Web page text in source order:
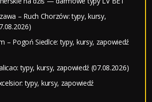
– Ruch Chorzów: typy, kursy,
– Pogoń Siedlce: typy, kursy, zapowiedź
typy, kursy, zapowiedź (07.08.2026)
typy, kursy, zapowiedź